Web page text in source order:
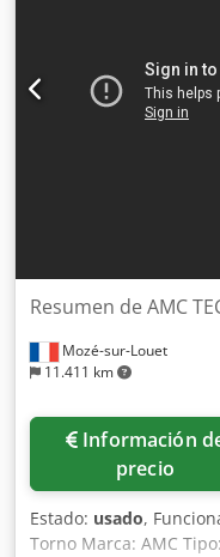
Mozé-sur-Louet
11.411 km
Resumen de AMC
Información de
precio
Estado: usado,
Torno Marca: AMC